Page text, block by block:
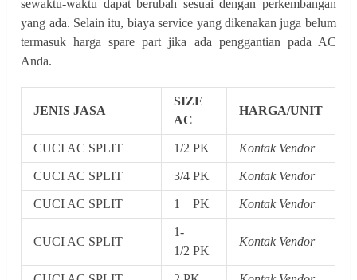
sewaktu-waktu dapat berubah sesuai dengan perkembangan
yang ada. Selain itu, biaya service yang dikenakan juga belum
termasuk harga spare part jika ada penggantian pada AC
Anda.
JENIS JASA
SIZE
AC
HARGA/UNIT
CUCI AC SPLIT 1/2 PK Kontak Vendor
CUCI AC SPLIT 3/4 PK Kontak Vendor
CUCI AC SPLIT 1 PK Kontak Vendor
CUCI AC SPLIT
1-
1/2 PK
Kontak Vendor